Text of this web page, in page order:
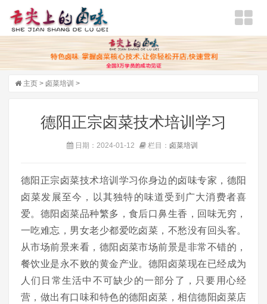
主页 > 卤菜培训 >
德阳正宗卤菜技术培训学习
日期：2024-01-12 栏目： 卤菜培训
德阳正宗卤菜技术培训学习你身边的卤味专家，德阳
卤菜发展至今，以其独特的味道受到广大消费者喜
爱。德阳卤菜品种繁多，食后口鼻生香，回味无穷，
一吃难忘，男女老少都爱吃卤菜，不愁没有回头客。
从市场前景来看，德阳卤菜市场前景是非常不错的，
餐饮业是永不败的黄金产业。德阳卤菜现在已经成为
人们日常生活中不可缺少的一部分了，只要用心经
营，做出有口味和特色的德阳卤菜，相信德阳卤菜店